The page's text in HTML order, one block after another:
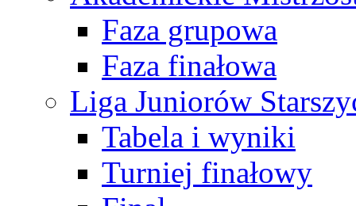
Faza grupowa
Faza finałowa
Liga Juniorów
Tabela i wyniki
Turniej finałowy